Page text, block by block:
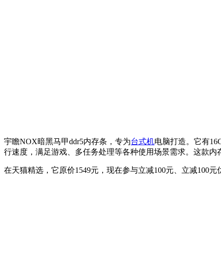
宇瞻NOX暗黑马甲ddr5内存条，专为台式机电脑打造。它有
行速度，满足游戏、多任务处理等各种使用场景需求。这款
在天猫精选，它原价1549元，现在参与立减100元、立减100